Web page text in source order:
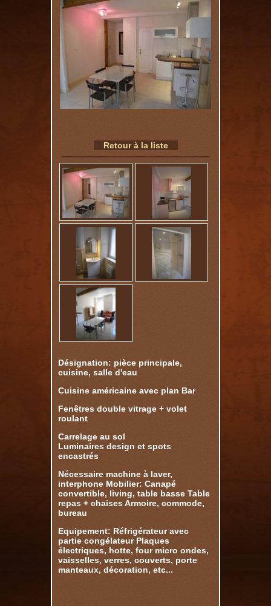
Retour à la liste
Désignation: pièce principale,
cuisine, salle d'eau
Cuisine américaine avec plan Bar
Fenêtres double vitrage + volet
roulant
Carrelage au sol
Luminaires design et spots
encastrés
Nécessaire machine à laver,
interphone Mobilier: Canapé
convertible, living, table basse Table
repas + chaises Armoire, commode,
bureau
Equipement: Réfrigérateur avec
partie congélateur Plaques
électriques, hotte, four micro ondes,
vaisselles, verres, couverts, porte
manteaux, décoration, etc...